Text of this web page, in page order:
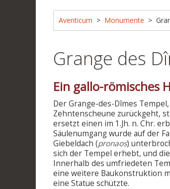
Aventicum Monumente
Grange des
Ein gallo-römisches
Der Grange-des-Dîmes
Zehntenscheune zurückgeht,
ersetzt einen im 1.Jh. n. Chr.
Säulenumgang wurde auf der
Giebeldach (pronaos)
sich der Tempel erhebt, und
Innerhalb des umfriedeten
eine weitere Baukonstruktion
eine Statue schützte.